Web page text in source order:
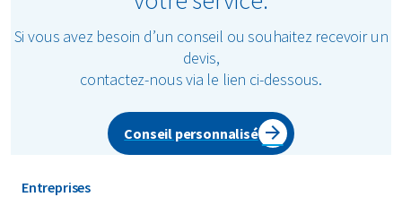
Si vous avez besoin d’un conseil ou souhaitez recevoir un
devis,
contactez-nous via le lien ci-dessous.
Conseil personnalisé
Entreprises